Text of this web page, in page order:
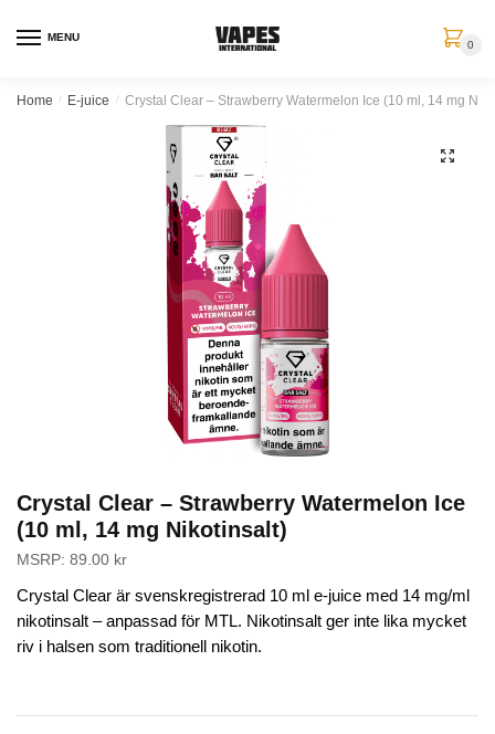
MENU
0
Home / E-juice / Crystal Clear – Strawberry Watermelon Ice (10 ml, 14 mg
🔍
Crystal Clear – Strawberry Watermelon Ice
(10 ml, 14 mg Nikotinsalt)
MSRP: 89.00 kr
Crystal Clear är svenskregistrerad 10 ml e-juice med 14 mg/ml
nikotinsalt – anpassad för MTL. Nikotinsalt ger inte lika mycket
riv i halsen som traditionell nikotin.